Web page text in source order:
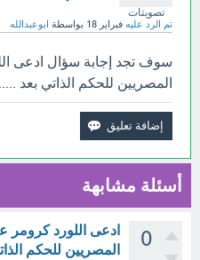
تصويتات
تم الرد عليه فبراير 18 بواسطة ابوعبدالله
سوف تجد إجابة سؤال ادعى
المصريين للحكم الذاتي بعد
أسئلة مشابهة
0
ادعى اللورد كرومر
المصريين للحكم